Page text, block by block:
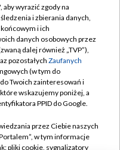
TVP
wyrazić zgody na
i zbierania danych,
i ich
danych osobowych przez
dalej również „TVP”),
pozostałych Zaufanych
(w tym do
Twoich zainteresowań i
wskazujemy poniżej, a
PPID do Google.
przez Ciebie naszych
w tym informacje
pliki cookie, sygnalizatory